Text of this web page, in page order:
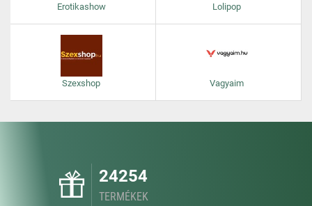
Erotikashow Lolipop
Szexshop Vagyaim
24254
TERMÉKEK